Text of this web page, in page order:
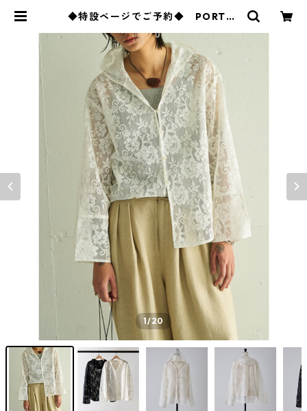
◆特設ページでご予約◆ PORTAB
ご予約】 Y262- 12047 YENN 26s
s05 | BlueOnion
1/20